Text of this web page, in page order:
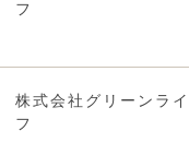
フ
株式会社グリーンライ
フ